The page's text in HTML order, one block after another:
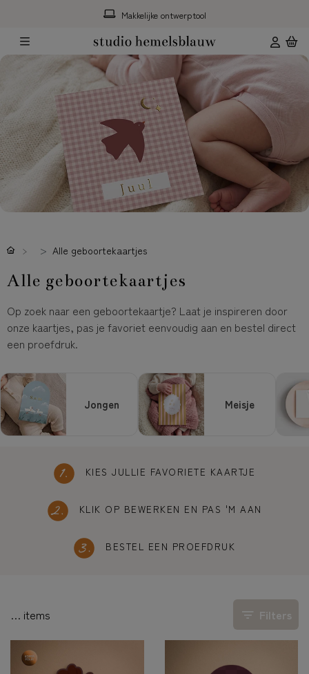
Gratis hulp*
Alle geboortekaartjes
Alle geboortekaartjes
Op zoek naar een geboortekaartje? Laat je inspireren door
onze kaartjes, pas je favoriet eenvoudig aan en bestel direct
een proefdruk.
Jongen Meisje
KIES JULLIE FAVORIETE KAARTJE
KLIK OP BEWERKEN EN PAS 'M AAN
BESTEL EEN PROEFDRUK
… items Filters